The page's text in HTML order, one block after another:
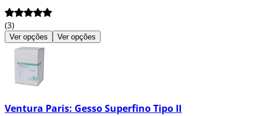
(3)
Ver opções Ver opções
Ventura Paris: Gesso Superfino Tipo II